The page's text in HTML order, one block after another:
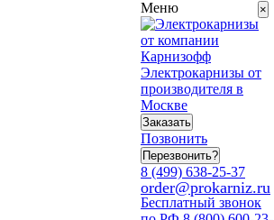
Меню
Электрокарнизы от
производителя в
Москве
Заказать
Позвонить
Перезвонить?
8 (499) 638-25-37
order@prokarniz.ru
Бесплатный звонок
×